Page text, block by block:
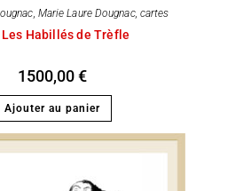
, Marie Laure Dougnac, cartes
Habillés de Trèfle
1500,00€
Ajouter au panier